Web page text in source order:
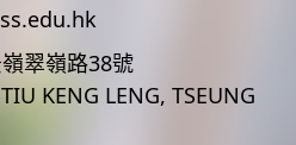
翠嶺路38號
KENG LENG, TSEUNG